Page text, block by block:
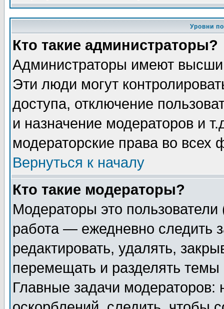
Уровни
Кто такие администраторы?
Администраторы имеют
Эти люди могут
доступа, отключение
и назначение модераторов и
модераторские права во всех
Вернуться к началу
Кто такие модераторы?
Модераторы это
работа — ежедневно следить
редактировать, удалять,
перемещать и разделять
Главные задачи